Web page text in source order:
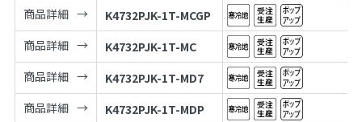
商品詳細
K4732PJK-1T-MCGP
商品詳細
K4732PJK-1T-MC
商品詳細
K4732PJK-1T-MD7
商品詳細
K4732PJK-1T-MDP